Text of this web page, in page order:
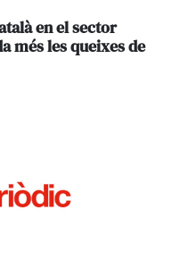
en el sector
més les queixes de